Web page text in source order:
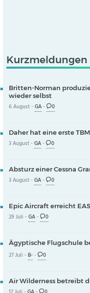
Kurzmeldungen
Britten-Norman
wieder selbst
6 August -GA- 0
Daher hat eine erste
3 August -GA- 0
Absturz einer Cessna
3 August -GA- 0
Epic Aircraft erreicht
29 Juli -GA- 0
Ägyptische Flugschule
27 Juli -B-- 0
Air Wilderness betreibt